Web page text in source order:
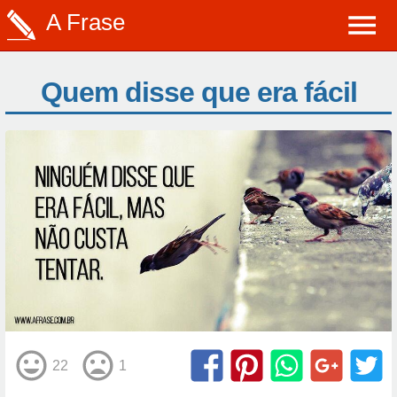
A Frase
Quem disse que era fácil
22 1